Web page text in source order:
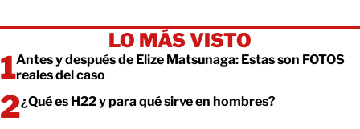
LO MÁS VISTO
Antes y después de Elize Matsunaga: Estas son FOTOS
reales del caso
¿Qué es H22 y para qué sirve en hombres?